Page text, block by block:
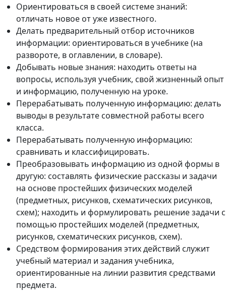
Ориентироваться в своей системе знаний:
отличать новое от уже известного.
Делать предварительный отбор источников
информации: ориентироваться в учебнике (на
развороте, в оглавлении, в словаре).
Добывать новые знания: находить ответы на
вопросы, используя учебник, свой жизненный опыт
и информацию, полученную на уроке.
Перерабатывать полученную информацию: делать
выводы в результате совместной работы всего
класса.
Перерабатывать полученную информацию:
сравнивать и классифицировать.
Преобразовывать информацию из одной формы в
другую: составлять физические рассказы и задачи
на основе простейших физических моделей
(предметных, рисунков, схематических рисунков,
схем); находить и формулировать решение задачи с
помощью простейших моделей (предметных,
рисунков, схематических рисунков, схем).
Средством формирования этих действий служит
учебный материал и задания учебника,
ориентированные на линии развития средствами
предмета.